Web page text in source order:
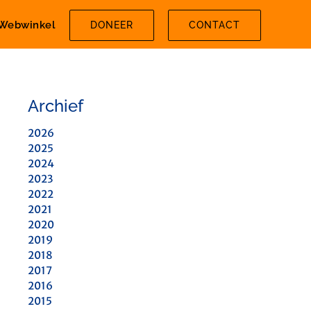
DONEER CONTACT
Archief
2026
2025
2024
2023
2022
2021
2020
2019
2018
2017
2016
2015